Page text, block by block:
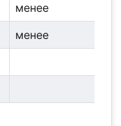
менее
менее